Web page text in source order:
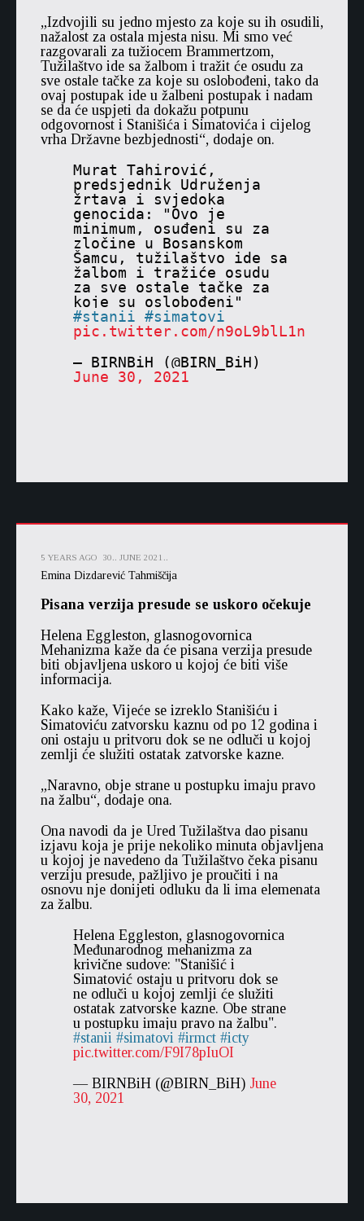
„Izdvojili su jedno mjesto za koje su ih osudili,
nažalost za ostala mjesta nisu. Mi smo već
razgovarali za tužiocem Brammertzom,
Tužilaštvo ide sa žalbom i tražit će osudu za
sve ostale tačke za koje su oslobođeni, tako da
ovaj postupak ide u žalbeni postupak i nadam
se da će uspjeti da dokažu potpunu
odgovornost i Stanišića i Simatovića i cijelog
vrha Državne bezbjednosti“, dodaje on.
Murat Tahirović,
predsjednik Udruženja
žrtava i svjedoka
genocida: "Ovo je
minimum, osuđeni su za
zločine u Bosanskom
Šamcu, tužilaštvo ide sa
žalbom i tražiće osudu
za sve ostale tačke za
koje su oslobođeni"
stanii
simatovi
pic.twitter.com/n9oL9blL1n
— BIRNBiH (@BIRN_BiH)
June 30, 2021
5 YEARS AGO 30.. JUNE 2021..
Emina Dizdarević Tahmiščija
Pisana verzija presude se uskoro očekuje
Helena Eggleston, glasnogovornica
Mehanizma kaže da će pisana verzija presude
biti objavljena uskoro u kojoj će biti više
informacija.
Kako kaže, Vijeće se izreklo Stanišiću i
Simatoviću zatvorsku kaznu od po 12 godina i
oni ostaju u pritvoru dok se ne odluči u kojoj
zemlji će služiti ostatak zatvorske kazne.
„Naravno, obje strane u postupku imaju pravo
na žalbu“, dodaje ona.
Ona navodi da je Ured Tužilaštva dao pisanu
izjavu koja je prije nekoliko minuta objavljena
u kojoj je navedeno da Tužilaštvo čeka pisanu
verziju presude, pažljivo je proučiti i na
osnovu nje donijeti odluku da li ima elemenata
za žalbu.
Helena Eggleston, glasnogovornica
Međunarodnog mehanizma za
krivične sudove: "Stanišić i
Simatović ostaju u pritvoru dok se
ne odluči u kojoj zemlji će služiti
ostatak zatvorske kazne. Obe strane
u postupku imaju pravo na žalbu".
stanii
simatovi irmct
icty
pic.twitter.com/F9I78pIuOI
— BIRNBiH (@BIRN_BiH) June
30, 2021